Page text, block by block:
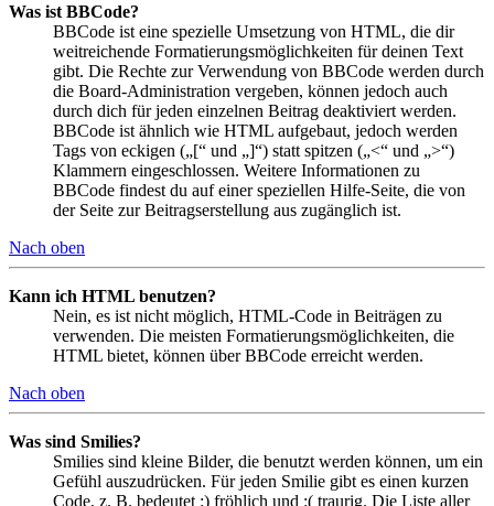
Was ist BBCode?
BBCode ist eine spezielle Umsetzung von HTML, die dir
weitreichende Formatierungsmöglichkeiten für deinen Text
gibt. Die Rechte zur Verwendung von BBCode werden durch
die Board-Administration vergeben, können jedoch auch
durch dich für jeden einzelnen Beitrag deaktiviert werden.
BBCode ist ähnlich wie HTML aufgebaut, jedoch werden
Tags von eckigen („[“ und „]“) statt spitzen („<“ und „>“)
Klammern eingeschlossen. Weitere Informationen zu
BBCode findest du auf einer speziellen Hilfe-Seite, die von
der Seite zur Beitragserstellung aus zugänglich ist.
Nach oben
Kann ich HTML benutzen?
Nein, es ist nicht möglich, HTML-Code in Beiträgen zu
verwenden. Die meisten Formatierungsmöglichkeiten, die
HTML bietet, können über BBCode erreicht werden.
Nach oben
Was sind Smilies?
Smilies sind kleine Bilder, die benutzt werden können, um ein
Gefühl auszudrücken. Für jeden Smilie gibt es einen kurzen
Code, z. B. bedeutet :) fröhlich und :( traurig. Die Liste aller